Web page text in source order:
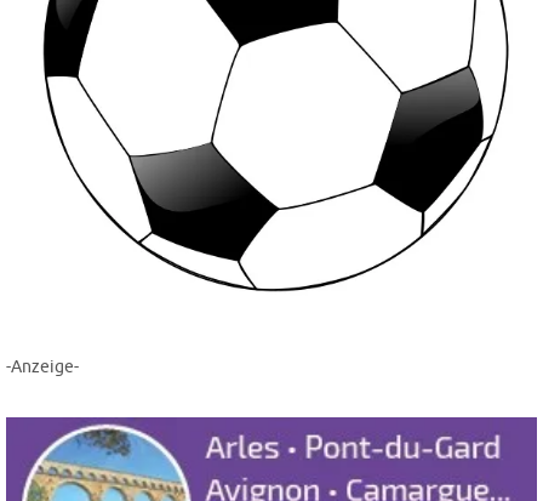
-Anzeige-